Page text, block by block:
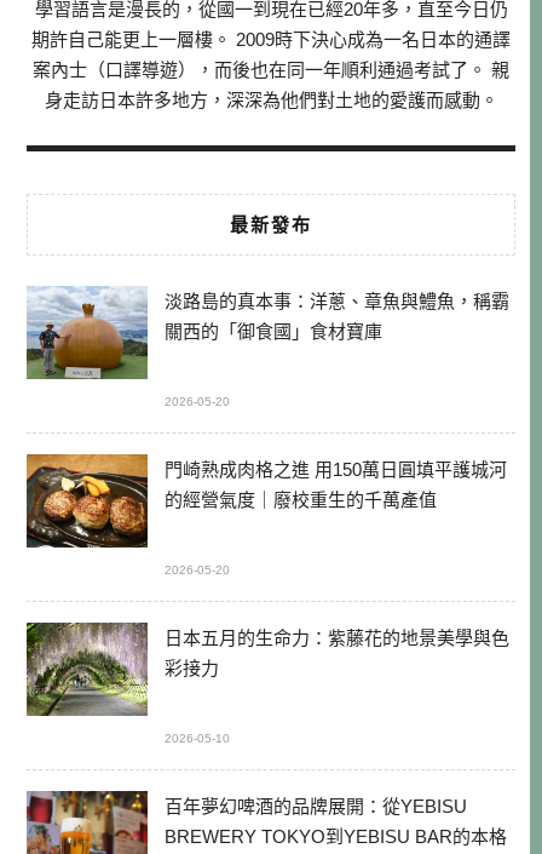
學習語言是漫長的，從國一到現在已經20年多，直至今日仍
期許自己能更上一層樓。 2009時下決心成為一名日本的通譯
案內士（口譯導遊），而後也在同一年順利通過考試了。 親
身走訪日本許多地方，深深為他們對土地的愛護而感動。
最新發布
淡路島的真本事：洋蔥、章魚與鱧魚，稱霸
關西的「御食國」食材寶庫
2026-05-20
門崎熟成肉格之進 用150萬日圓填平護城河
的經營氣度｜廢校重生的千萬產值
2026-05-20
日本五月的生命力：紫藤花的地景美學與色
彩接力
2026-05-10
百年夢幻啤酒的品牌展開：從YEBISU
BREWERY TOKYO到YEBISU BAR的本格